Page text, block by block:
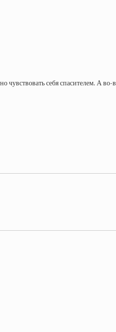
себя спасителем. А во-